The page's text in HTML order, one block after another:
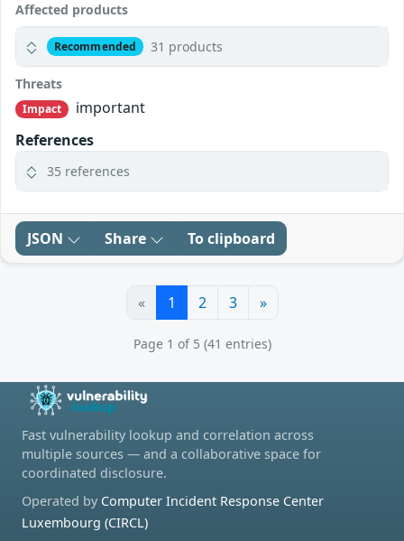
Affected products
Recommended 31 products
Threats
Impact
important
References
35 references
JSON Share To clipboard
« 1 2 3 »
Page 1 of 5 (41 entries)
Fast vulnerability lookup and correlation across
multiple sources — and a collaborative space for
coordinated disclosure.
Operated by Computer Incident Response Center
Luxembourg (CIRCL)